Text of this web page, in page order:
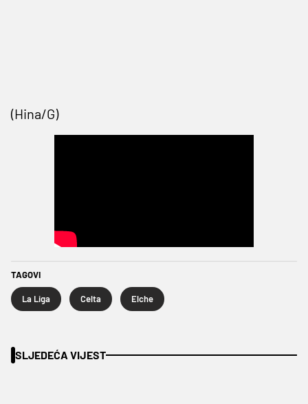
(Hina/G)
TAGOVI
La Liga Celta Elche
SLJEDEĆA VIJEST